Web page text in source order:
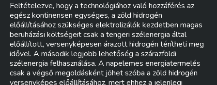
Feltételezve, hogy a technológiához való hozzáférés az
egész kontinensen egységes, a zöld hidrogén
előállításához szükséges elektrolizálók kezdetben magas
beruházási költségeit csak a tengeri szélenergia által
előállított, versenyképesen árazott hidrogén térítheti meg
idővel. A második legjobb lehetőség a szárazföldi
szélenergia felhasználása. A napelemes energiatermelés
csak a végső megoldásként jöhet szóba a zöld hidrogén
versenyképes előállításához, mert ehhez a jelenlegi